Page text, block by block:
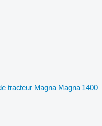
tracteur Magna Magna 1400